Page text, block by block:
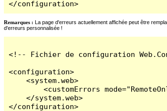
</configuration>
Remarques : La page d'erreurs actuellement affichée peut être
d'erreurs personnalisée !
<!-- Fichier de configuration
<configuration>
    <system.web>
<customErrors
    </system.web>
</configuration>